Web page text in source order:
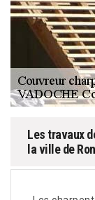
Les travaux
la ville de